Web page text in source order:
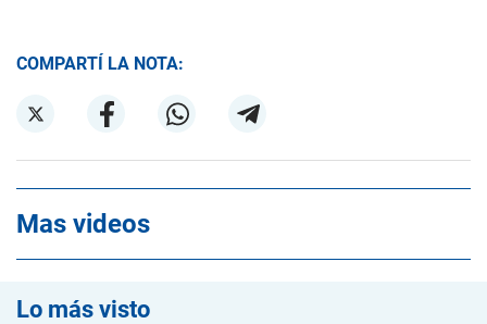
COMPARTÍ LA NOTA:
Mas videos
Lo más visto